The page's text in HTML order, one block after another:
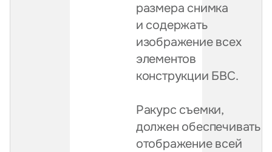
размера снимка
и содержать
изображение всех
элементов
конструкции БВС.
Ракурс съемки,
должен обеспечивать
отображение всей